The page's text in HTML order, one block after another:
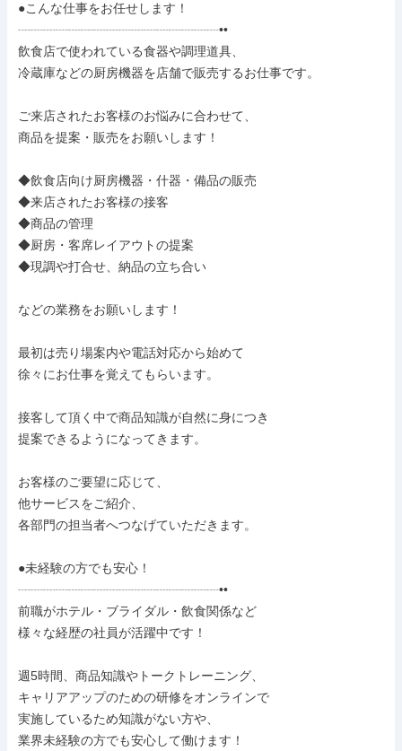
●こんな仕事をお任せします！
┈┈┈┈┈┈┈┈┈┈┈┈┈┈┈┈••
飲食店で使われている食器や調理道具、
冷蔵庫などの厨房機器を店舗で販売するお仕事です。
ご来店されたお客様のお悩みに合わせて、
商品を提案・販売をお願いします！
◆飲食店向け厨房機器・什器・備品の販売
◆来店されたお客様の接客
◆商品の管理
◆厨房・客席レイアウトの提案
◆現調や打合せ、納品の立ち合い
などの業務をお願いします！
最初は売り場案内や電話対応から始めて
徐々にお仕事を覚えてもらいます。
接客して頂く中で商品知識が自然に身につき
提案できるようになってきます。
お客様のご要望に応じて、
他サービスをご紹介、
各部門の担当者へつなげていただきます。
●未経験の方でも安心！
┈┈┈┈┈┈┈┈┈┈┈┈┈┈┈┈••
前職がホテル・ブライダル・飲食関係など
様々な経歴の社員が活躍中です！
週5時間、商品知識やトークトレーニング、
キャリアアップのための研修をオンラインで
実施しているため知識がない方や、
業界未経験の方でも安心して働けます！